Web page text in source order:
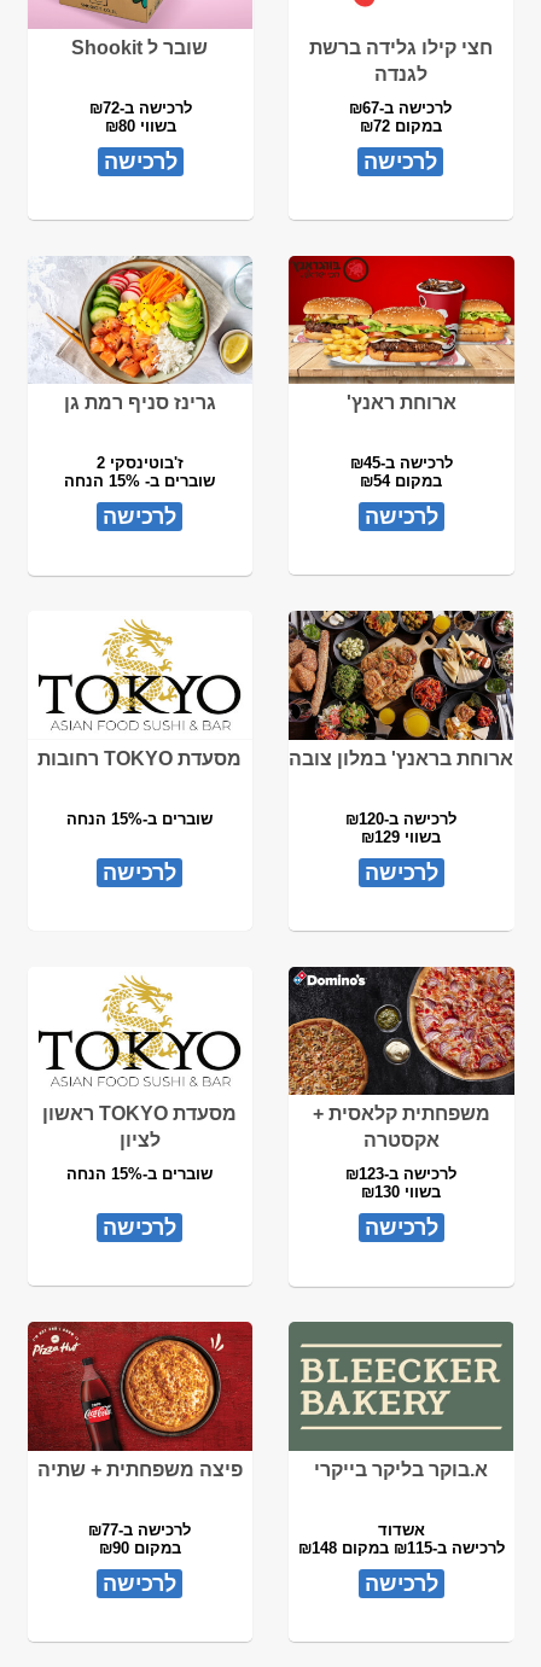
חצי קילו גלידה ברשת
לגנדה
לרכישה ב-₪67
במקום ₪72
לרכישה
שובר ל Shookit
לרכישה ב-₪72
בשווי ₪80
לרכישה
ארוחת ראנץ'
לרכישה ב-₪45
במקום ₪54
לרכישה
גרינז סניף רמת גן
ז'בוטינסקי 2
שוברים ב- 15% הנחה
לרכישה
ארוחת בראנץ' במלון צובה
לרכישה ב-₪120
בשווי ₪129
לרכישה
מסעדת TOKYO רחובות
שוברים ב-15% הנחה
לרכישה
משפחתית קלאסית +
אקסטרה
לרכישה ב-₪123
בשווי ₪130
לרכישה
מסעדת TOKYO ראשון
לציון
שוברים ב-15% הנחה
לרכישה
א.בוקר בליקר בייקרי
אשדוד
לרכישה ב-₪115 במקום ₪148
לרכישה
פיצה משפחתית + שתיה
לרכישה ב-₪77
במקום ₪90
לרכישה